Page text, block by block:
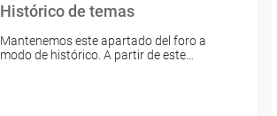
Histórico de temas
Mantenemos este apartado del foro a
modo de histórico. A partir de este…